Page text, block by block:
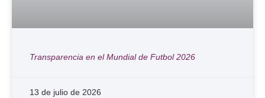
Transparencia en el Mundial de Futbol 2026
13 de julio de 2026